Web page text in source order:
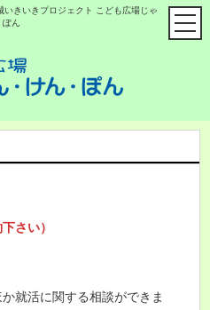
きいきプロジェクト こども広場じゃ
ぽん
さい）
就活に関する相談ができま